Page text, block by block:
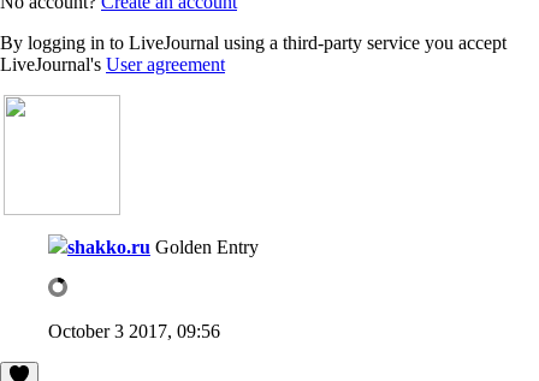
By logging in to LiveJournal using a third-party service you accept
LiveJournal's User agreement
shakko.ru Golden Entry
October 3 2017, 09:56